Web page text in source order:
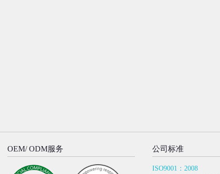
OEM/ ODM服务 公司标准
ISO9001：2008